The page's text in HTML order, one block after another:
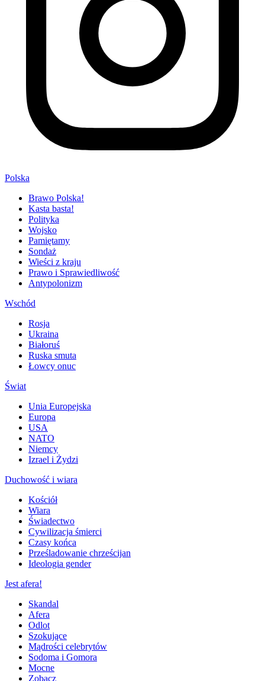
Polska
Brawo Polska!
Kasta basta!
Polityka
Wojsko
Pamiętamy
Sondaż
Wieści z kraju
Prawo i Sprawiedliwość
Antypolonizm
Wschód
Rosja
Ukraina
Białoruś
Ruska smuta
Łowcy onuc
Świat
Unia Europejska
Europa
USA
NATO
Niemcy
Izrael i Żydzi
Duchowość i wiara
Kościół
Wiara
Świadectwo
Cywilizacja śmierci
Czasy końca
Prześladowanie chrześcijan
Ideologia gender
Jest afera!
Skandal
Afera
Odlot
Szokujące
Mądrości celebrytów
Sodoma i Gomora
Mocne
Zobacz